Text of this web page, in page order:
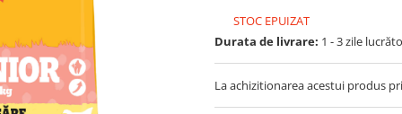
STOC EPUIZAT
Durata de livrare: 1 - 3 zile
La achizitionarea acestui produs